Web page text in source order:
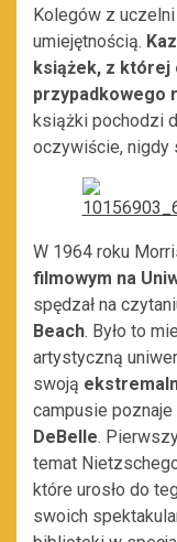
Kolegów z
umiejętnością.
książek, z której
przypadkowego
książki pochodzi
oczywiście, nigdy
W 1964 roku
filmowym na
spędzał na
Beach. Było to
artystyczną
swoją
campusie poznaje
DeBelle.
temat
które urosło do
swoich